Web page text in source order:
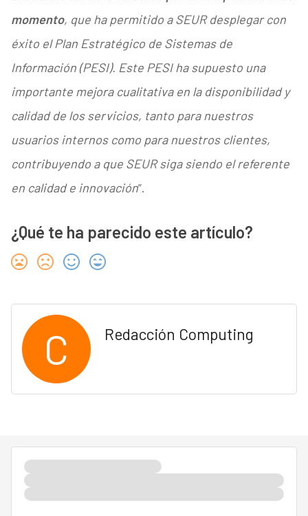
momento, que ha permitido a SEUR desplegar con
éxito el Plan Estratégico de Sistemas de
Información (PESI). Este PESI ha supuesto una
importante mejora cualitativa en la disponibilidad y
calidad de los servicios, tanto para nuestros
usuarios internos como para nuestros clientes,
contribuyendo a que SEUR siga siendo el referente
en calidad e innovación”.
¿Qué te ha parecido este artículo?
C Redacción Computing